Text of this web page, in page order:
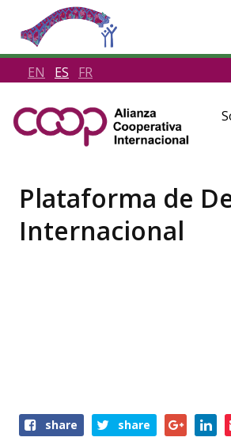
EN ES FR
Plataforma de
Internacional
Shareshare share